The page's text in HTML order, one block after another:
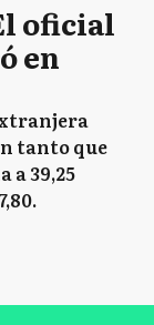
oficial
en
tanto que
a 39,25